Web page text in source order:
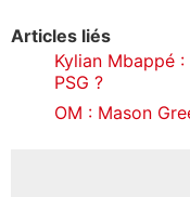
Articles liés
Kylian Mbappé
PSG ?
OM : Mason